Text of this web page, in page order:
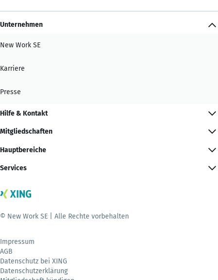
Unternehmen
New Work SE
Karriere
Presse
Hilfe & Kontakt
Mitgliedschaften
Hauptbereiche
Services
© New Work SE | Alle Rechte vorbehalten
Impressum
AGB
Datenschutz bei XING
Datenschutzerklärung